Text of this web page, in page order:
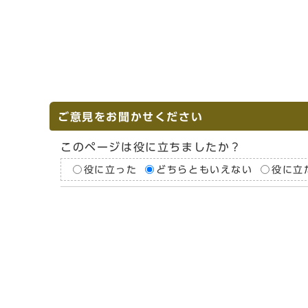
ご意見をお聞かせください
このページは役に立ちましたか？
役に立った どちらともいえない 役に立